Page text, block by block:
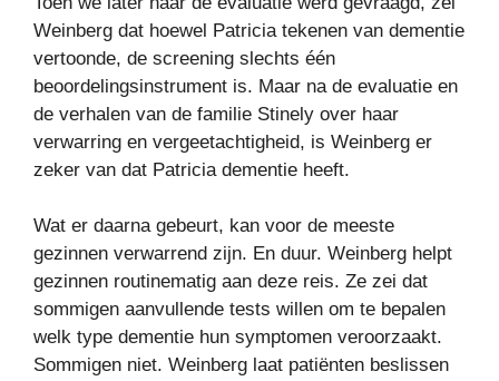
Weinberg dat hoewel Patricia tekenen van dementie
vertoonde, de screening slechts één
beoordelingsinstrument is. Maar na de evaluatie en
de verhalen van de familie Stinely over haar
verwarring en vergeetachtigheid, is Weinberg er
zeker van dat Patricia dementie heeft.
Wat er daarna gebeurt, kan voor de meeste
gezinnen verwarrend zijn. En duur. Weinberg helpt
gezinnen routinematig aan deze reis. Ze zei dat
sommigen aanvullende tests willen om te bepalen
welk type dementie hun symptomen veroorzaakt.
Sommigen niet. Weinberg laat patiënten beslissen